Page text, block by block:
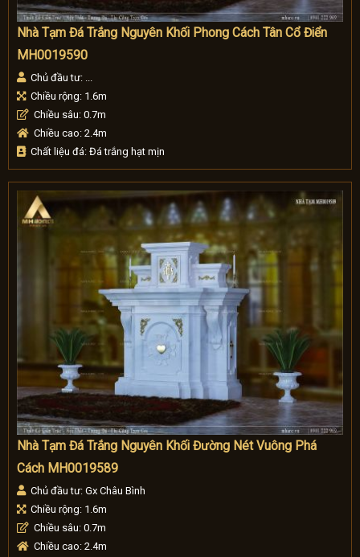
Nhà Tạm Đá Trắng Nguyên Khối Phong Cách Tân Cổ Điển
MH0019590
Chủ đầu tư: ...
Chiều rộng: 1.6m
Chiều sâu: 0.7m
Chiều cao: 2.4m
Chất liệu đá: Đá trắng hạt mịn
Nhà Tạm Đá Trắng Nguyên Khối Đường Nét Vuông Phá
Cách MH0019589
Chủ đầu tư: Gx Châu Bình
Chiều rộng: 1.6m
Chiều sâu: 0.7m
Chiều cao: 2.4m